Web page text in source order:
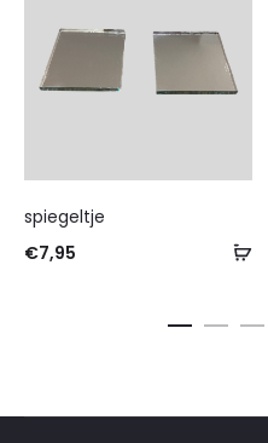
spiegeltje
€7,95